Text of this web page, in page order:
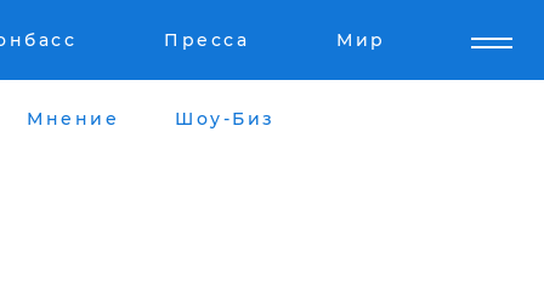
Пресса Мир
Мнение Шоу-Биз